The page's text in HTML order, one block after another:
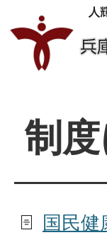
制
国民健